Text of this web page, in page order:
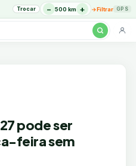
Trocar − 500 km + →Filtrar GPS
pode ser
feira sem